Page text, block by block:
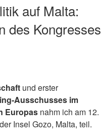
auf Malta:
des Kongresses
und erster
Ausschusses im
Europas nahm ich am 12.
Insel Gozo, Malta, teil.